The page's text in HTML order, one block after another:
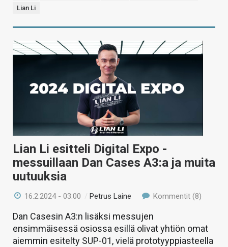
Lian Li
Lian Li esitteli Digital Expo -
messuillaan Dan Cases A3:a ja muita
uutuuksia
16.2.2024 - 03:00 / Petrus Laine Kommentit (8)
Dan Casesin A3:n lisäksi messujen
ensimmäisessä osiossa esillä olivat yhtiön omat
aiemmin esitelty SUP-01, vielä prototyyppiasteella